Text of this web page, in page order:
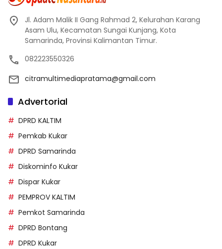
Jl. Adam Malik II Gang Rahmad 2, Kelurahan Karang
Asam Ulu, Kecamatan Sungai Kunjang, Kota
Samarinda, Provinsi Kalimantan Timur.
082223550326
citramultimediapratama@gmail.com
Advertorial
DPRD KALTIM
Pemkab Kukar
DPRD Samarinda
Diskominfo Kukar
Dispar Kukar
PEMPROV KALTIM
Pemkot Samarinda
DPRD Bontang
DPRD Kukar